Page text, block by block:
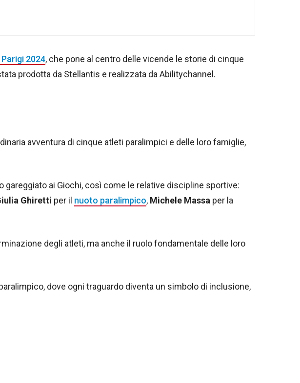
2024, che pone al centro delle vicende le storie di cinque
prodotta da Stellantis e realizzata da Abilitychannel.
avventura di cinque atleti paralimpici e delle loro famiglie,
ai Giochi, così come le relative discipline sportive:
Ghiretti per il nuoto paralimpico, Michele Massa per la
degli atleti, ma anche il ruolo fondamentale delle loro
dove ogni traguardo diventa un simbolo di inclusione,